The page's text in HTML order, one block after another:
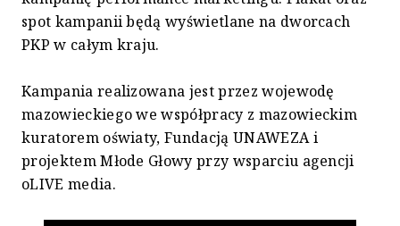
spot kampanii będą wyświetlane na dworcach
PKP w całym kraju.
Kampania realizowana jest przez wojewodę
mazowieckiego we współpracy z mazowieckim
kuratorem oświaty, Fundacją UNAWEZA i
projektem Młode Głowy przy wsparciu agencji
oLIVE media.